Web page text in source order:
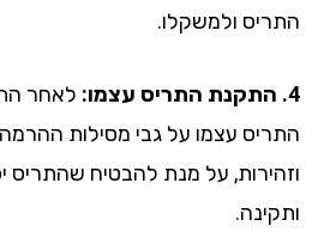
ולמשקלו.
לאחר התקנת
עצמו על גבי מסילות ההרמה.
על מנת להבטיח שהתריס